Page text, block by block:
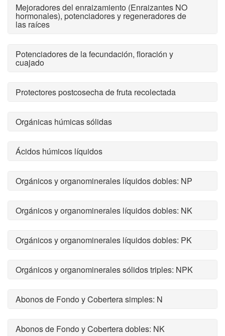
Mejoradores del enraizamiento (Enraizantes NO
hormonales), potenciadores y regeneradores de
las raíces
Potenciadores de la fecundación, floración y
cuajado
Protectores postcosecha de fruta recolectada
Orgánicas húmicas sólidas
Ácidos húmicos líquidos
Orgánicos y organominerales líquidos dobles: NP
Orgánicos y organominerales líquidos dobles: NK
Orgánicos y organominerales líquidos dobles: PK
Orgánicos y organominerales sólidos triples: NPK
Abonos de Fondo y Cobertera simples: N
Abonos de Fondo y Cobertera dobles: NK